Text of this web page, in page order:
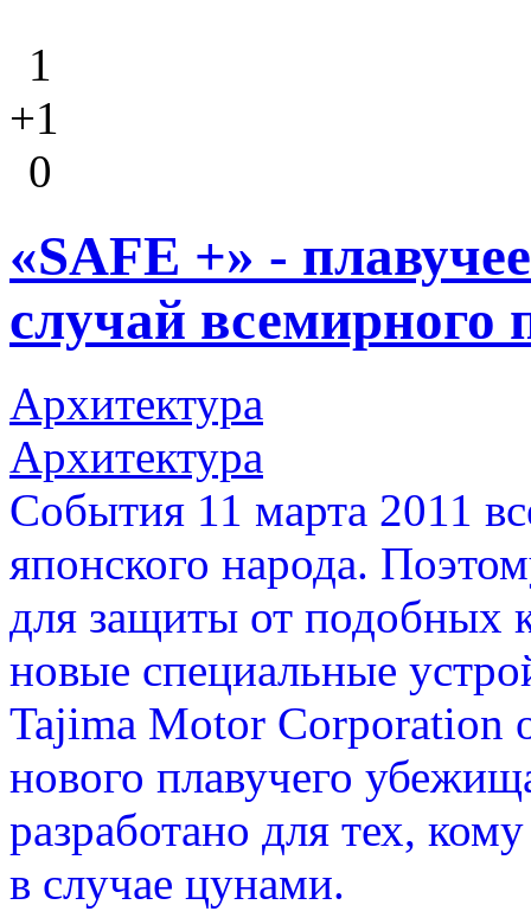
1
+1
0
«SAFE +» -
случай всемирного
Архитектура
Архитектура
События 11 марта 2011
японского народа.
для защиты от подобных
новые специальные
Tajima Motor Corporation
нового плавучего
разработано для тех,
в случае цунами.